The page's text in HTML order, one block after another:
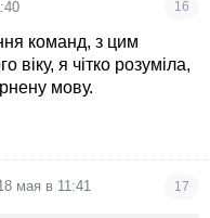
16
команд, з цим
віку, я чітко розуміла,
мову.
мая в 11:41 17